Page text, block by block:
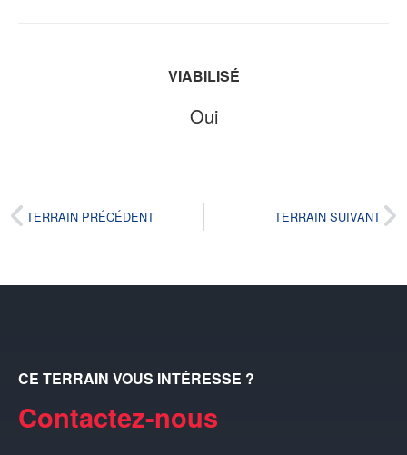
VIABILISÉ
Oui
TERRAIN PRÉCÉDENT TERRAIN SUIVANT
CE TERRAIN VOUS INTÉRESSE ?
Contactez-nous